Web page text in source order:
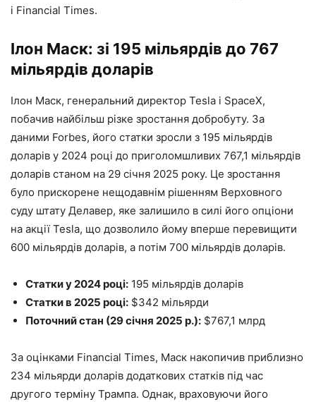
і Financial Times.
Ілон Маск: зі 195 мільярдів до 767
мільярдів доларів
Ілон Маск, генеральний директор Tesla і SpaceX,
побачив найбільш різке зростання добробуту. За
даними Forbes, його статки зросли з 195 мільярдів
доларів у 2024 році до приголомшливих 767,1 мільярдів
доларів станом на 29 січня 2025 року. Це зростання
було прискорене нещодавнім рішенням Верховного
суду штату Делавер, яке залишило в силі його опціони
на акції Tesla, що дозволило йому вперше перевищити
600 мільярдів доларів, а потім 700 мільярдів доларів.
Статки у 2024 році: 195 мільярдів доларів
Статки в 2025 році: $342 мільярди
Поточний стан (29 січня 2025 р.): $767,1 млрд
За оцінками Financial Times, Маск накопичив приблизно
234 мільярди доларів додаткових статків під час
другого терміну Трампа. Однак, враховуючи його